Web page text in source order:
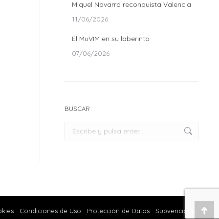
Miquel Navarro reconquista Valencia
11/06/2026
El MuVIM en su laberinto
07/06/2026
BUSCAR
Buscar:
Condiciones de Uso Protección de Datos Subvenciones
Ir